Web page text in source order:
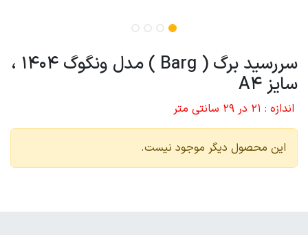
سررسید برگ ( Barg ) مدل ونگوگ 1404 ،
سایز A4
اندازه : 21 در 29 سانتی متر
این محصول دیگر موجود نیست.